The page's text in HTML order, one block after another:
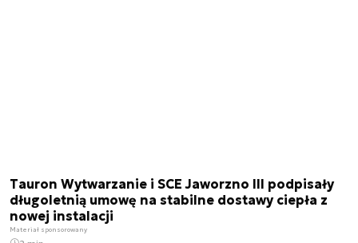
Tauron Wytwarzanie i SCE Jaworzno III podpisały
długoletnią umowę na stabilne dostawy ciepła z
nowej instalacji
Materiał sponsorowany